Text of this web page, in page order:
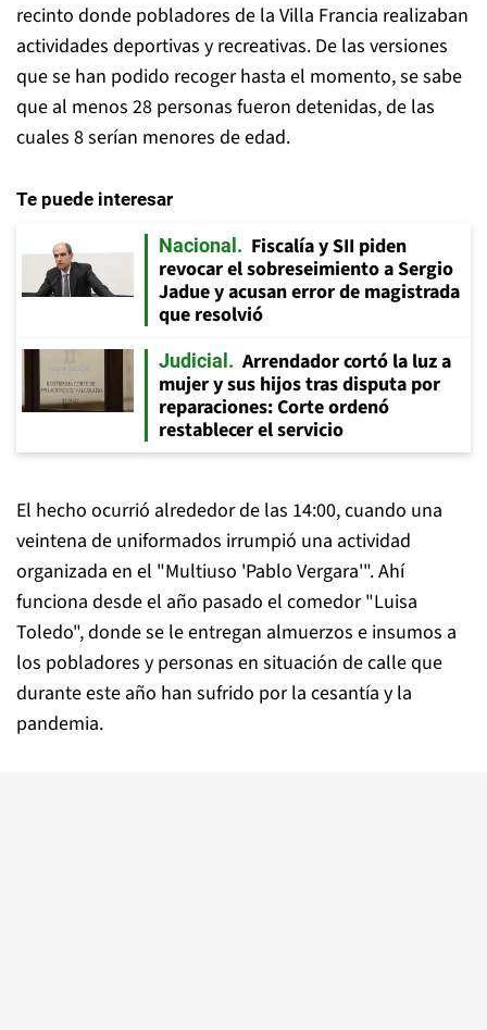
recinto donde pobladores de la Villa Francia realizaban
actividades deportivas y recreativas. De las versiones
que se han podido recoger hasta el momento, se sabe
que al menos 28 personas fueron detenidas, de las
cuales 8 serían menores de edad.
Te puede interesar
Nacional
Fiscalía y SII piden
revocar el sobreseimiento a Sergio
Jadue y acusan error de magistrada
que resolvió
Judicial
Arrendador cortó la luz a
mujer y sus hijos tras disputa por
reparaciones: Corte ordenó
restablecer el servicio
El hecho ocurrió alrededor de las 14:00, cuando una
veintena de uniformados irrumpió una actividad
organizada en el "Multiuso 'Pablo Vergara'". Ahí
funciona desde el año pasado el comedor "Luisa
Toledo", donde se le entregan almuerzos e insumos a
los pobladores y personas en situación de calle que
durante este año han sufrido por la cesantía y la
pandemia.